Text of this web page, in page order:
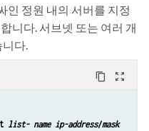
인 정원 내의 서버를 지정
니다. 서브넷 또는 여러 개
니다.
content_copy zoom_out_map
list- name ip-address/mask